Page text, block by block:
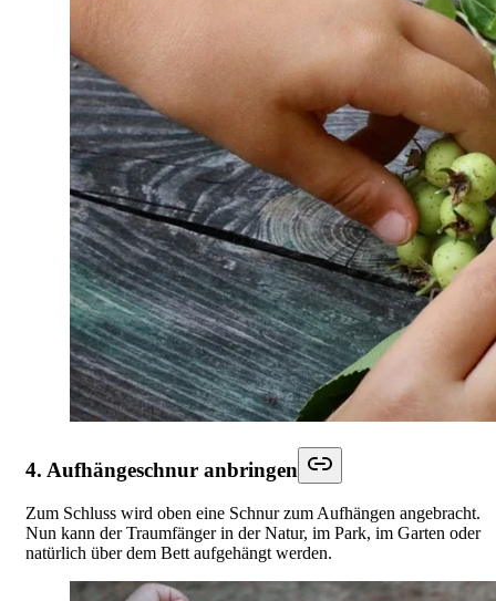
4. Aufhängeschnur anbringen
Zum Schluss wird oben eine Schnur zum Aufhängen angebracht.
Nun kann der Traumfänger in der Natur, im Park, im Garten oder
natürlich über dem Bett aufgehängt werden.